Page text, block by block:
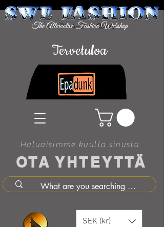
OTA YHTEYTTÄ
Haluaisimme kuulla sinusta
Tervetuloa
SEK (kr)